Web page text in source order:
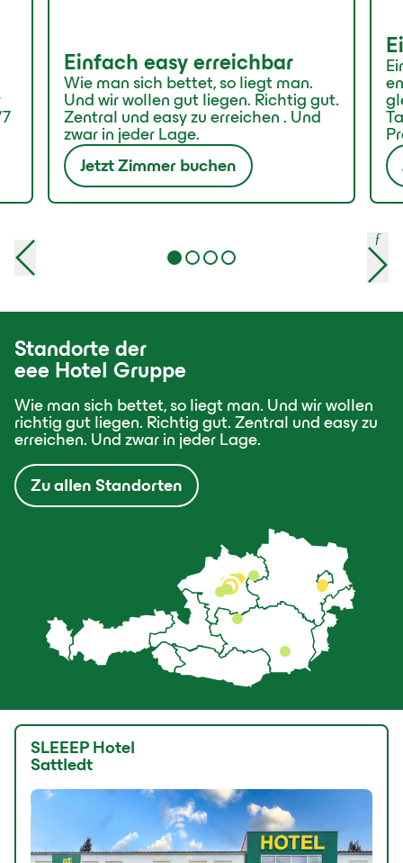
Einfach easy erreichbar
Wie man sich bettet, so liegt man.
Und wir wollen gut liegen. Richtig gut.
Zentral und easy zu erreichen . Und
zwar in jeder Lage.
Jetzt Zimmer buchen
ƒ
Standorte der
eee Hotel Gruppe
Wie man sich bettet, so liegt man. Und wir wollen
richtig gut liegen. Richtig gut. Zentral und easy zu
erreichen. Und zwar in jeder Lage.
Zu allen Standorten
SLEEEP Hotel
Sattledt